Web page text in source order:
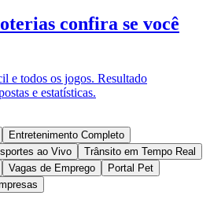
confira se você
e todos os jogos. Resultado
e estatísticas.
Entretenimento Completo
ao Vivo
Trânsito em Tempo Real
Vagas de Emprego
Portal Pet